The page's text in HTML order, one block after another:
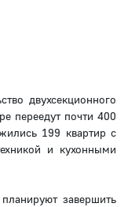
двухсекционного
переедут почти 400
199 квартир с
и кухонными
завершить